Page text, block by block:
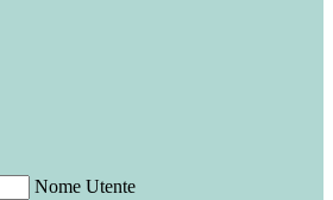
Nome Utente